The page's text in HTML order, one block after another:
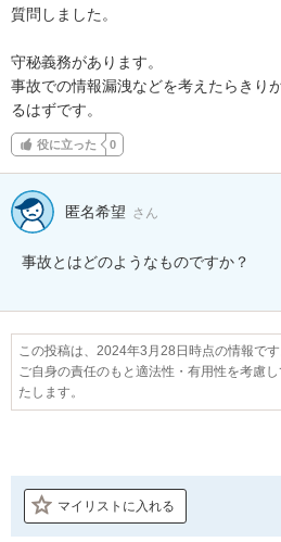
質問しました。
守秘義務があります。
事故での情報漏洩などを考えたらきり
るはずです。
役に立った 0
匿名希望 さん
事故とはどのようなものですか？
この投稿は、2024年3月28日時点の情報です
ご自身の責任のもと適法性・有用性を考慮
たします。
マイリストに入れる